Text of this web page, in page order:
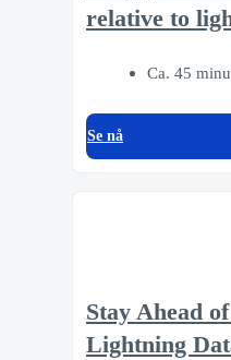
relative to
Ca. 45
Se nå
Stay Ahead
Lightning